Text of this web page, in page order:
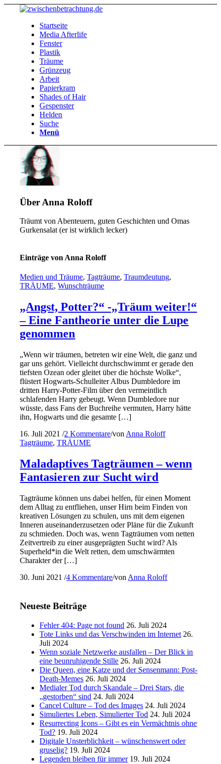
Startseite
Media Afterlife
Fenster
Plastik
Träume
Grünzeug
Arbeit
Papierkram
Shades of Hair
Gespenster
Helden
Suche
Menü
Über Anna Roloff
Träumt von Abenteuern, guten Geschichten und Omas
Gurkensalat (er ist wirklich lecker)
Einträge von Anna Roloff
Medien und Träume,Tagträume,Traumdeutung,
TRÄUME,Wunschträume
„Angst, Potter?“ -„Träum weiter!“
– Eine Fantheorie unter die Lupe
genommen
„Wenn wir träumen, betreten wir eine Welt, die ganz und
gar uns gehört. Vielleicht durchschwimmt er gerade den
tiefsten Ozean oder gleitet über die höchste Wolke“,
flüstert Hogwarts-Schulleiter Albus Dumbledore im
dritten Harry-Potter-Film über den vermeintlich
schlafenden Harry gebeugt. Wenn Dumbledore nur
wüsste, dass Fans der Buchreihe vermuten, Harry hätte
ihn, Hogwarts und die gesamte […]
16. Juli 2021 /2 Kommentare/von Anna Roloff
Tagträume,TRÄUME
Maladaptives Tagträumen – wenn
Fantasieren zur Sucht wird
Tagträume können uns dabei helfen, für einen Moment
dem Alltag zu entfliehen, unser Hirn beim Finden von
kreativen Lösungen zu schulen, uns mit dem eigenen
Inneren auseinanderzusetzen oder Pläne für die Zukunft
zu schmieden. Doch was, wenn Tagträumen vom netten
Zeitvertreib zu einer ausgeprägten Sucht wird? Als
Superheld*in die Welt retten, dem umschwärmten
Charakter der […]
30. Juni 2021 /4 Kommentare/von Anna Roloff
Neueste Beiträge
Fehler 404: Page not found 26. Juli 2024
Tote Links und das Verschwinden im Internet 26.
Juli 2024
Wenn soziale Netzwerke ausfallen – Der Blick in
eine beunruhigende Stille 26. Juli 2024
Die Queen, eine Katze und der Sensenmann: Post-
Death-Memes 26. Juli 2024
Medialer Tod durch Skandale – Drei Stars, die
„gestorben“ sind 24. Juli 2024
Cancel Culture – Tod des Images 24. Juli 2024
Simuliertes Leben, Simulierter Tod 24. Juli 2024
Resurrecting Icons – Gibt es ein Vermächtnis ohne
Tod? 19. Juli 2024
Digitale Unsterblichkeit – wünschenswert oder
gruselig? 19. Juli 2024
Legenden bleiben für immer 19. Juli 2024